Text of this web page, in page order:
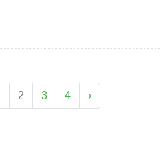
2 3 4 ›